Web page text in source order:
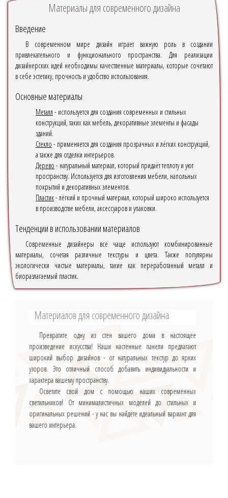
Материалы для современного дизайна
Введение
В современном мире дизайн играет важную роль в создании
привлекательного и функционального пространства. Для реализации
дизайнерских идей необходимы качественные материалы, которые сочетают
в себе эстетику, прочность и удобство использования.
Основные материалы
Металл - используется для создания современных и стильных
конструкций, таких как мебель, декоративные элементы и фасады
зданий.
Стекло - применяется для создания прозрачных и лёгких конструкций,
а также для отделки интерьеров.
Дерево - натуральный материал, который придаёт теплоту и уют
пространству. Используется для изготовления мебели, напольных
покрытий и декоративных элементов.
Пластик- лёгкий и прочный материал, который широко используется
в производстве мебели, аксессуаров и упаковки.
Тенденции в использовании материалов
Современные дизайнеры всё чаще используют комбинированные
материалы, сочетая различные текстуры и цвета. Также популярны
экологически чистые материалы, такие как переработанный металл и
биоразлагаемый пластик.
Материалов для современного дизайна
Превратите одну из стен вашего дома в настоящее
произведение искусства! Наши настенные панели предлагают
широкий выбор дизайнов - от натуральных текстур до ярких
узоров. Это отличный способ добавить индивидуальности и
характера вашему пространству.
Осветите свой дом с помощью наших современных
светильников! От минималистичных моделей до стильных и
оригинальных решений - у нас вы найдёте идеальный вариант для
вашего интерьера.